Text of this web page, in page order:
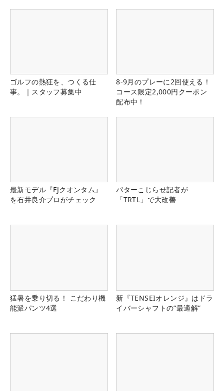
ゴルフの熱狂を、つくる仕
事。｜スタッフ募集中
8-9月のプレーに2回使える！
コース限定2,000円クーポン
配布中！
最新モデル『FJクオンタム』
を石井良介プロがチェック
パターこじらせ記者が
「TRTL」で大改善
猛暑を乗り切る！ こだわり機
能派パンツ4選
新『TENSEIオレンジ』はドラ
イバーシャフトの“最適解”